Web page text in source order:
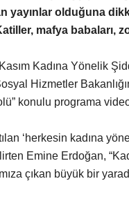
yayınlar olduğuna
mafya babaları,
Kadına Yönelik
Hizmetler
konulu programa
‘herkesin kadına
Emine Erdoğan,
çıkan büyük bir